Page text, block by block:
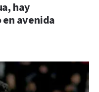
hay
avenida